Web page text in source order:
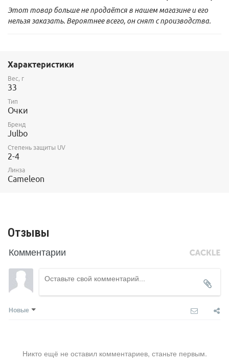
Этот товар больше не продаётся в нашем магазине и его
нельзя заказать. Вероятнее всего, он снят с производства.
Характеристики
Вес, г
33
Тип
Очки
Бренд
Julbo
Степень защиты UV
2-4
Линза
Cameleon
Отзывы
Комментарии
Новые
Никто ещё не оставил комментариев, станьте первым.